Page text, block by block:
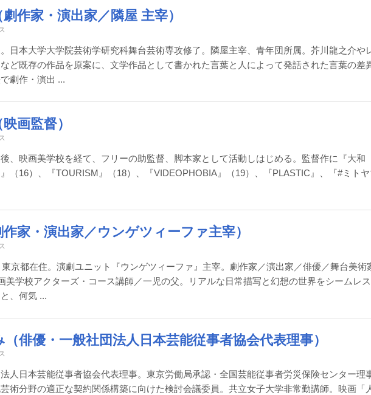
作家・演出家／隣屋 主宰）
日本大学大学院芸術学研究科舞台芸術専攻修了。隣屋主宰、青年団所属。芥川龍之介や
ど既存の作品を原案に、文学作品として書かれた言葉と人によって発話された言葉の差
劇作・演出 ...
画監督）
、映画美学校を経て、フリーの助監督、脚本家として活動しはじめる。監督作に『大和
（16）、『TOURISM』（18）、『VIDEOPHOBIA』（19）、『PLASTIC』、『#ミトヤ
家・演出家／ウンゲツィーファ主宰）
京都在住。演劇ユニット『ウンゲツィーファ』主宰。劇作家／演出家／俳優／舞台美術
美学校アクターズ・コース講師／一児の父。リアルな日常描写と幻想の世界をシームレ
、何気 ...
俳優・一般社団法人日本芸能従事者協会代表理事）
人日本芸能従事者協会代表理事。東京労働局承認・全国芸能従事者労災保険センター理
術分野の適正な契約関係構築に向けた検討会議委員。共立女子大学非常勤講師。映画「